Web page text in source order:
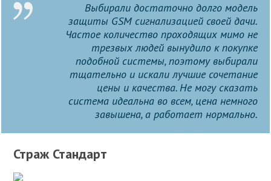
Выбирали достаточно долго модель
защиты GSM сигнализацией своей дачи.
Частое количество проходящих мимо не
трезвых людей вынудило к покупке
подобной системы, поэтому выбирали
тщательно и искали лучшие сочетание
цены и качества. Не могу сказать
система идеальна во всем, цена немного
завышена, а работает нормально.
Страж Стандарт